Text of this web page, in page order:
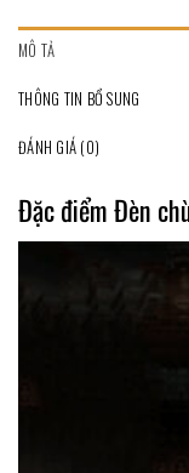
MÔ TẢ
THÔNG TIN BỔ SUNG
ĐÁNH GIÁ (0)
Đặc điểm Đèn